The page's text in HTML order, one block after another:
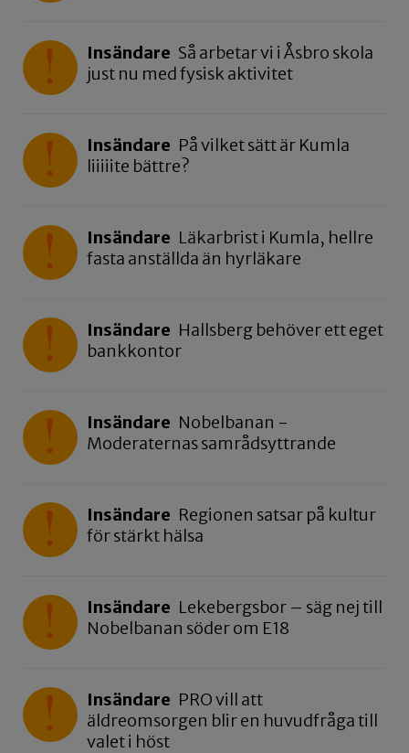
Insändare Så arbetar vi i Åsbro skola
just nu med fysisk aktivitet
Insändare På vilket sätt är Kumla
liiiiite bättre?
Insändare Läkarbrist i Kumla, hellre
fasta anställda än hyrläkare
Insändare Hallsberg behöver ett eget
bankkontor
Insändare Nobelbanan -
Moderaternas samrådsyttrande
Insändare Regionen satsar på kultur
för stärkt hälsa
Insändare Lekebergsbor – säg nej till
Nobelbanan söder om E18
Insändare PRO vill att
äldreomsorgen blir en huvudfråga till
valet i höst